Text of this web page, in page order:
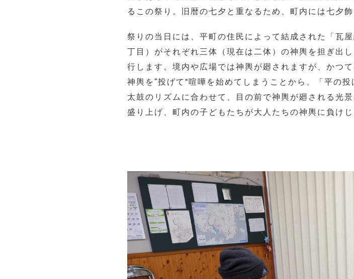
るこの祭り。旧暦の七夕と重なるため、町内には七夕
祭りの当日には、平町の住民によって結成された「瓦
丁目）がそれぞれ三体（現在は二体）の神輿を担ぎ出
行します。境内や広場では神輿が廻されますが、かつ
神輿を“投げて”喧嘩を始めてしまうことから、「平の
太鼓のリズムに合わせて、目の前で神輿が廻される光
盛り上げ、町内の子どもたちが大人たちの神輿に負け